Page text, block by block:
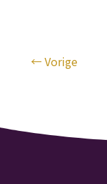
←Vorige